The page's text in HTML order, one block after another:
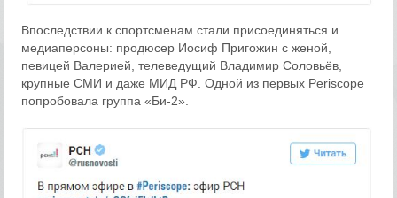
Впоследствии к спортсменам стали присоединяться и
медиаперсоны: продюсер Иосиф Пригожин с женой,
певицей Валерией, телеведущий Владимир Соловьёв,
крупные СМИ и даже МИД РФ. Одной из первых Periscope
попробовала группа «Би-2».